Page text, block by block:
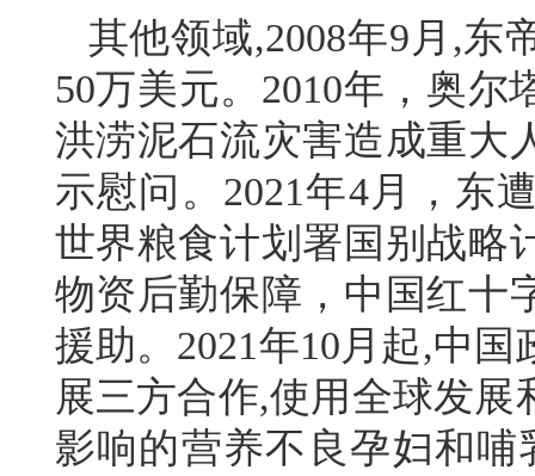
其他领域,2008年9月,东
50万美元。2010年，奥
洪涝泥石流灾害造成重大
示慰问。2021年4月，东
世界粮食计划署国别战略
物资后勤保障，中国红十
援助。2021年10月起,中
展三方合作,使用全球发
影响的营养不良孕妇和